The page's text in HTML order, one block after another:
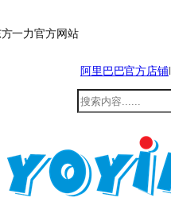
一力官方网站
阿里巴巴官方店铺|
搜
索